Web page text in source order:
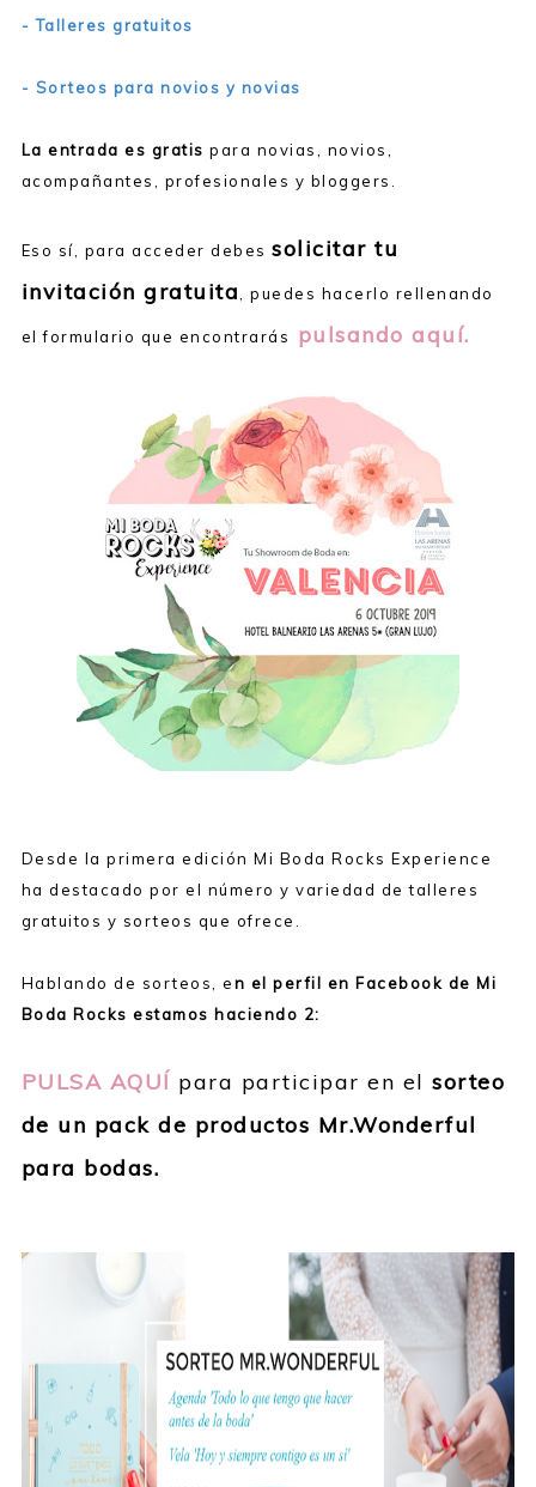
- Talleres gratuitos
- Sorteos para novios y novias
La entrada es gratis para novias, novios,
acompañantes, profesionales y bloggers.
Eso sí, para acceder debessolicitar tu
invitación gratuita, puedes hacerlo rellenando
el formulario que encontrarás pulsando aquí.
Desde la primera edición Mi Boda Rocks Experience
ha destacado por el número y variedad de talleres
gratuitos y sorteos que ofrece.
Hablando de sorteos, en el perfil en Facebook de Mi
Boda Rocks estamos haciendo 2:
PULSA AQUÍ para participar en el sorteo
de un pack de productos Mr.Wonderful
para bodas.